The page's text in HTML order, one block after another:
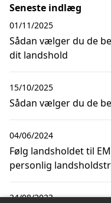
Seneste indlæg
Sådan vælger du de
dit landshold
01/11/2025
Sådan vælger du de
15/10/2025
Følg landsholdet til
personlig
04/06/2024
24/08/2023